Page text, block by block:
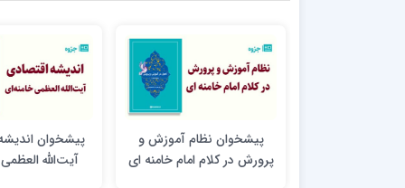
امام صادق علیه السلام اردکان
پیشخوان نظام آموزش و
پرورش در کلام امام خامنه ای
پیشخوان
آیت‌الله